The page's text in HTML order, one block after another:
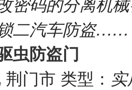
二汽车防盗
虫防盗门
荆门市 类型：